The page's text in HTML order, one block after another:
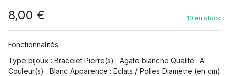
8,00 € 10 en stock
Fonctionnalités
Type bijoux : Bracelet Pierre(s) : Agate blanche Qualité : A
Couleur(s) : Blanc Apparence : Eclats / Polies Diamètre (en cm)